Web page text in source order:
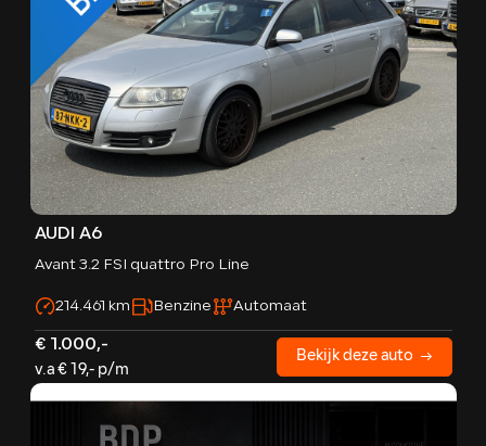
E-mail
info@bdpautomotive.nl
Telefoon
0316 - 514010
Adres
Het Hazeland 18
6931 KB Westervoort
AUDI A6
Avant 3.2 FSI quattro Pro Line
214.461 km Benzine Automaat
€ 1.000,-
v.a € 19,- p/m
Bekijk deze auto